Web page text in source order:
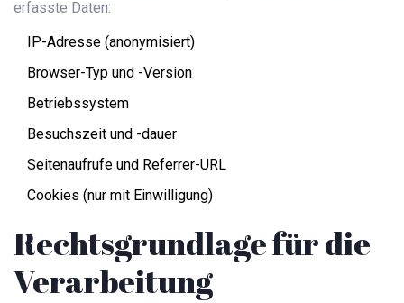
erfasste Daten:
IP-Adresse (anonymisiert)
Browser-Typ und -Version
Betriebssystem
Besuchszeit und -dauer
Seitenaufrufe und Referrer-URL
Cookies (nur mit Einwilligung)
Rechtsgrundlage für die
Verarbeitung